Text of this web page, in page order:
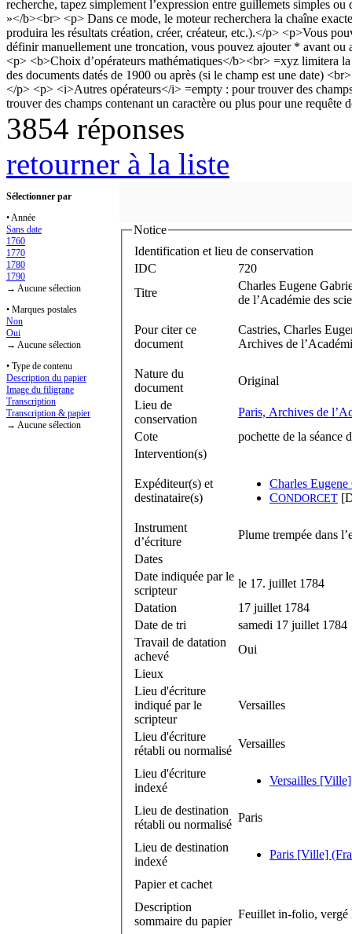
3854 réponses
retourner à la liste
Sélectionner par
• Année
Sans date
1760
1770
1780
1790
→ Aucune sélection
• Marques postales
Non
Oui
→ Aucune sélection
• Type de contenu
Description du papier
Image du filigrane
Transcription
Transcription & papier
→ Aucune sélection
Notice
Identification et lieu de conservation
IDC
720
Titre
Charles Eugene
de l’Académie des
Pour citer ce
document
Castries, Charles
Archives de
Nature du
document
Original
Lieu de
conservation
Paris, Archives de
Cote
pochette de la séance
Intervention(s)
Expéditeur(s) et
destinataire(s)
Charles
CONDORCET
Instrument
d’écriture
Plume trempée dans
Dates
Date indiquée par le
scripteur
le 17. juillet 1784
Datation
17 juillet 1784
Date de tri
samedi 17 juillet 1784
Travail de datation
achevé
Oui
Lieux
Lieu d'écriture
indiqué par le
scripteur
Versailles
Lieu d'écriture
rétabli ou normalisé
Versailles
Lieu d'écriture
indexé
Versailles
Lieu de destination
rétabli ou normalisé
Paris
Lieu de destination
indexé
Paris [Ville]
Papier et cachet
Description
sommaire du papier
Feuillet in-folio, vergé